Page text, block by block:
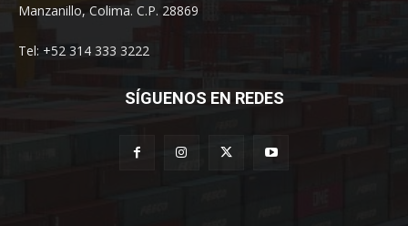
Manzanillo, Colima. C.P. 28869
Tel: +52 314 333 3222
SÍGUENOS EN REDES